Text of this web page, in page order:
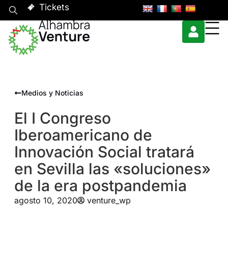
Tickets
Medios y Noticias
El I Congreso
Iberoamericano de
Innovación Social tratará
en Sevilla las «soluciones»
de la era postpandemia
agosto 10, 2020 venture_wp